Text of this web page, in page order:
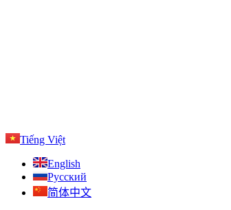
Tiếng Việt
English
Русский
简体中文